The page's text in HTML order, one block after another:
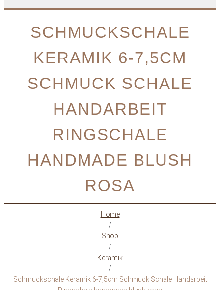
SCHMUCKSCHALE
KERAMIK 6-7,5CM
SCHMUCK SCHALE
HANDARBEIT
RINGSCHALE
HANDMADE BLUSH
ROSA
Home
/
Shop
/
Keramik
/
Schmuckschale Keramik 6-7,5cm Schmuck Schale Handarbeit